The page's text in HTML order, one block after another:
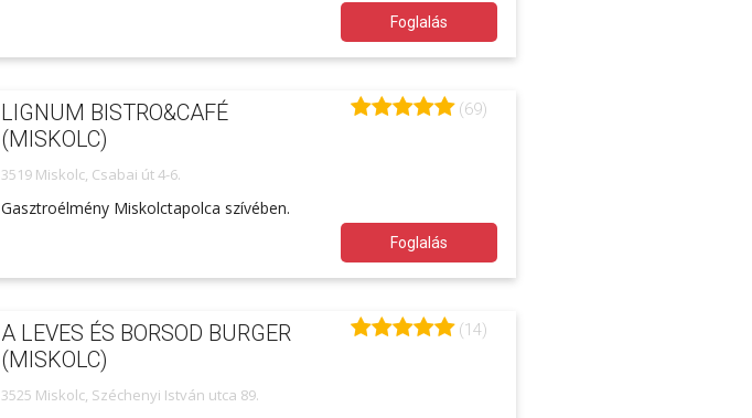
Foglalás
LIGNUM BISTRO&CAFÉ
(MISKOLC)
3519 Miskolc, Csabai út 4-6.
Gasztroélmény Miskolctapolca szívében.
(69)
Foglalás
A LEVES ÉS BORSOD BURGER
(MISKOLC)
3525 Miskolc, Széchenyi István utca 89.
(14)